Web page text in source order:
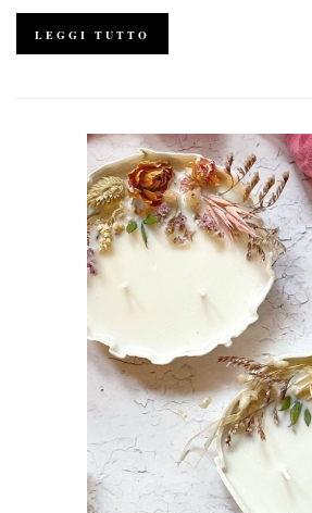
LEGGI TUTTO